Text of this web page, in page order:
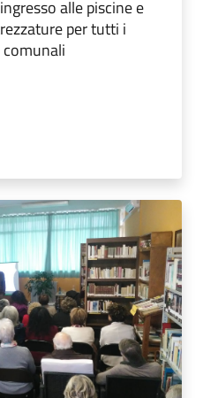
alle piscine e
per tutti i